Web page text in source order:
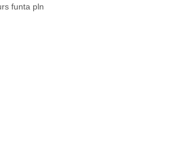
funta pln